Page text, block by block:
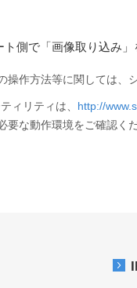
側で「画像取り込み
操作方法等に関しては、
ィリティは、 http://
要な動作環境をご確認く